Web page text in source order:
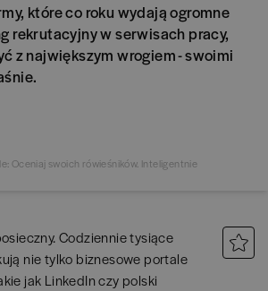
które co roku wydają ogromne
rekrutacyjny w serwisach pracy,
z największym wrogiem - swoimi
Oceniaj swoich rówieśników. Inteligentnie
Codziennie tysiące
nie tylko biznesowe portale
jak LinkedIn czy polski